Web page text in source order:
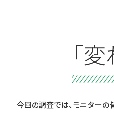
「
今回の調査では、モニターの